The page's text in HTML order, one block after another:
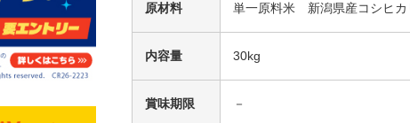
原材料 単一原料米 新潟県産コシヒカ
内容量 30kg
賞味期限 －